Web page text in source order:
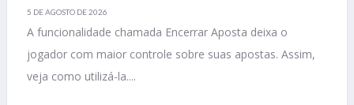
5 DE AGOSTO DE 2026
A funcionalidade chamada Encerrar Aposta deixa o
jogador com maior controle sobre suas apostas. Assim,
veja como utilizá-la....